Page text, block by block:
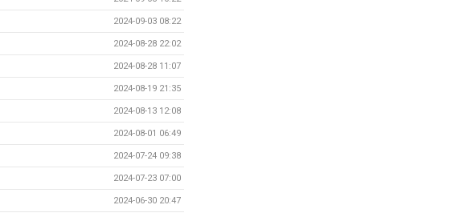
2024-09-03 08:22
2024-08-28 22:02
2024-08-28 11:07
2024-08-19 21:35
2024-08-13 12:08
2024-08-01 06:49
2024-07-24 09:38
2024-07-23 07:00
2024-06-30 20:47